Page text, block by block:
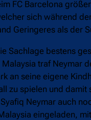
FC Barcelona
sich während
Geringeres als der
Sachlage bestens
traf Neymar
an seine eigene
zu spielen und damit
Neymar auch
eingeladen,